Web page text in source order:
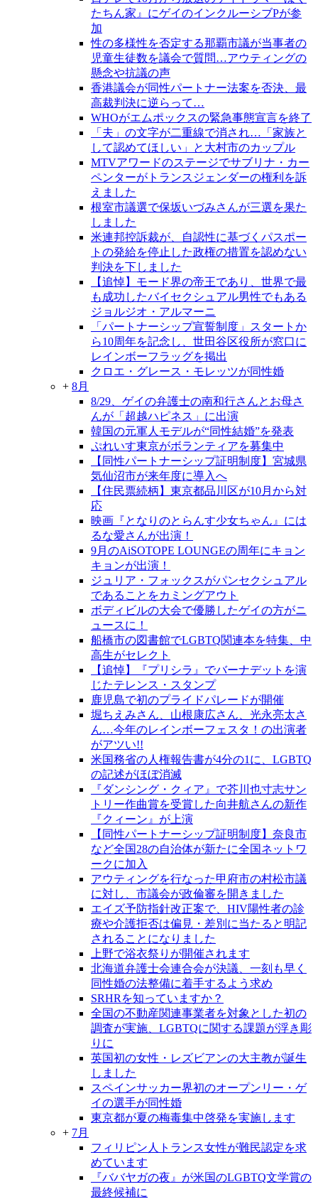
たちん家』にゲイのインクルーシブPが参
加
性の多様性を否定する那覇市議が当事者の
児童生徒数を議会で質問…アウティングの
懸念や抗議の声
香港議会が同性パートナー法案を否決、最
高裁判決に逆らって…
WHOがエムポックスの緊急事態宣言を終了
「夫」の文字が二重線で消され…「家族と
して認めてほしい」と大村市のカップル
MTVアワードのステージでサブリナ・カー
ペンターがトランスジェンダーの権利を訴
えました
根室市議選で保坂いづみさんが三選を果た
しました
米連邦控訴裁が、自認性に基づくパスポー
トの発給を停止した政権の措置を認めない
判決を下しました
【追悼】モード界の帝王であり、世界で最
も成功したバイセクシュアル男性でもある
ジョルジオ・アルマーニ
「パートナーシップ宣誓制度」スタートか
ら10周年を記念し、世田谷区役所が窓口に
レインボーフラッグを掲出
クロエ・グレース・モレッツが同性婚
+ 8月
8/29、ゲイの弁護士の南和行さんとお母さ
んが「超越ハピネス」に出演
韓国の元軍人モデルが“同性結婚”を発表
ぷれいす東京がボランティアを募集中
【同性パートナーシップ証明制度】宮城県
気仙沼市が来年度に導入へ
【住民票続柄】東京都品川区が10月から対
応
映画『となりのとらんす少女ちゃん』には
るな愛さんが出演！
9月のAiSOTOPE LOUNGEの周年にキョン
キョンが出演！
ジュリア・フォックスがパンセクシュアル
であることをカミングアウト
ボディビルの大会で優勝したゲイの方がニ
ュースに！
船橋市の図書館でLGBTQ関連本を特集、中
高生がセレクト
【追悼】『プリシラ』でバーナデットを演
じたテレンス・スタンプ
鹿児島で初のプライドパレードが開催
堀ちえみさん、山根康広さん、光永亮太さ
ん…今年のレインボーフェスタ！の出演者
がアツい!!
米国務省の人権報告書が4分の1に、LGBTQ
の記述がほぼ消滅
『ダンシング・クィア』で芥川也寸志サン
トリー作曲賞を受賞した向井航さんの新作
『クィーン』が上演
【同性パートナーシップ証明制度】奈良市
など全国28の自治体が新たに全国ネットワ
ークに加入
アウティングを行なった甲府市の村松市議
に対し、市議会が政倫審を開きました
エイズ予防指針改正案で、HIV陽性者の診
療や介護拒否は偏見・差別に当たると明記
されることになりました
上野で浴衣祭りが開催されます
北海道弁護士会連合会が決議、一刻も早く
同性婚の法整備に着手するよう求め
SRHRを知っていますか？
全国の不動産関連事業者を対象とした初の
調査が実施、LGBTQに関する課題が浮き彫
りに
英国初の女性・レズビアンの大主教が誕生
しました
スペインサッカー界初のオープンリー・ゲ
イの選手が同性婚
東京都が夏の梅毒集中啓発を実施します
+ 7月
フィリピン人トランス女性が難民認定を求
めています
『ババヤガの夜』が米国のLGBTQ文学賞の
最終候補に